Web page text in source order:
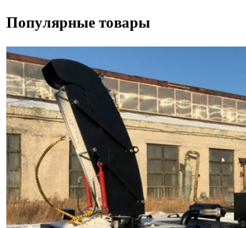
Популярные товары